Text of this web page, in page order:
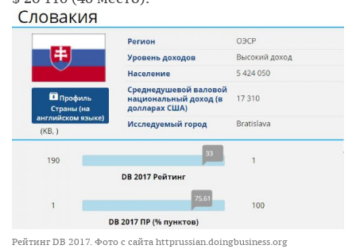
Рейтинг DB 2017. Фото с сайта httprussian.doingbusiness.org